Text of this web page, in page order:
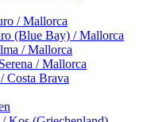
/ Mallorca
(Blue Bay) / Mallorca
/ Mallorca
/ Mallorca
Costa Brava